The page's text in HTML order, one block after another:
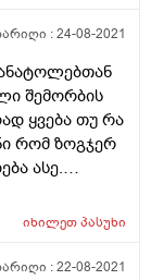
:24-08-2021
ყვება თუ რა
რომ ზოგჯერ
ასე.
უნდა
იხილეთპასუხი
:22-08-2021